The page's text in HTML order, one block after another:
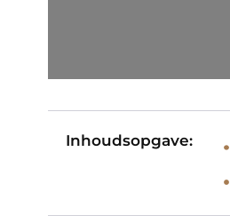
Inhoudsopgave: